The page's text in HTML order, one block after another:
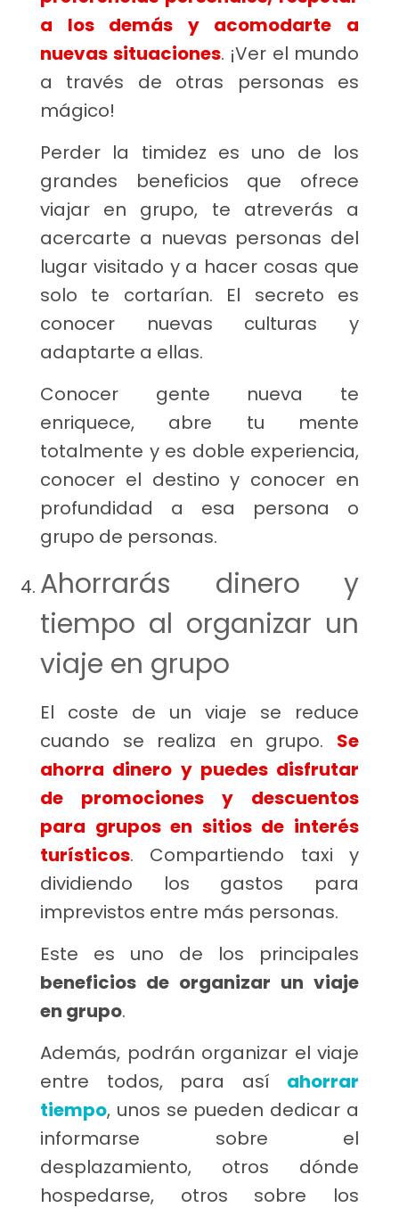
a los demás y acomodarte a
nuevas situaciones. ¡Ver el mundo
a través de otras personas es
mágico!
Perder la timidez es uno de los
grandes beneficios que ofrece
viajar en grupo, te atreverás a
acercarte a nuevas personas del
lugar visitado y a hacer cosas que
solo te cortarían. El secreto es
conocer nuevas culturas y
adaptarte a ellas.
Conocer gente nueva te
enriquece, abre tu mente
totalmente y es doble experiencia,
conocer el destino y conocer en
profundidad a esa persona o
grupo de personas.
Ahorrarás dinero y
tiempo al organizar un
viaje en grupo
El coste de un viaje se reduce
cuando se realiza en grupo. Se
ahorra dinero y puedes disfrutar
de promociones y descuentos
para grupos en sitios de interés
turísticos. Compartiendo taxi y
dividiendo los gastos para
imprevistos entre más personas.
Este es uno de los principales
beneficios de organizar un viaje
en grupo.
Además, podrán organizar el viaje
entre todos, para así ahorrar
tiempo, unos se pueden dedicar a
informarse sobre el
desplazamiento, otros dónde
hospedarse, otros sobre los